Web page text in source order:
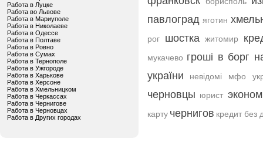
Работа в Луцке
Работа во Львове
Работа в Мариуполе
Работа в Николаеве
Работа в Одессе
Работа в Полтаве
Работа в Ровно
Работа в Сумах
Работа в Тернополе
Работа в Ужгороде
Работа в Харькове
Работа в Херсоне
Работа в Хмельницком
Работа в Черкассах
Работа в Чернигове
Работа в Черновцах
Работа в Других городах
павлоград яготин
рог шостка житомир
мукачево гроші в борг
україни
невідомі мфо
черновцы юрист
карту чернигов кредит без